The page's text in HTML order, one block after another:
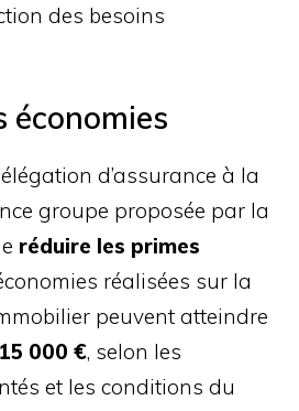
des besoins
économies
d’assurance à la
groupe proposée par la
réduire les primes
réalisées sur la
peuvent atteindre
000 €, selon les
et les conditions du